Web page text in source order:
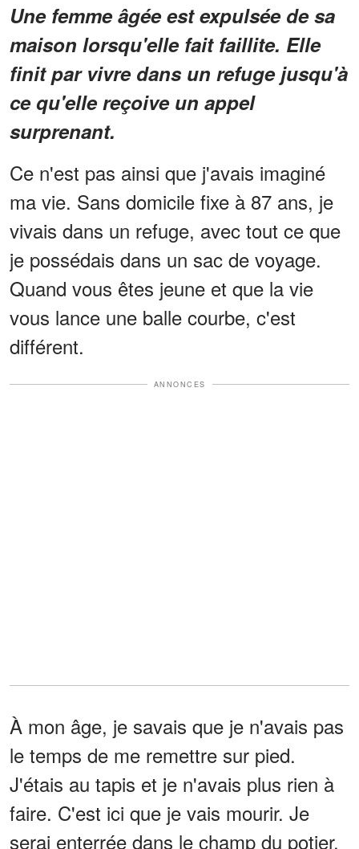
Une femme âgée est expulsée de sa
maison lorsqu'elle fait faillite. Elle
finit par vivre dans un refuge jusqu'à
ce qu'elle reçoive un appel
surprenant.
Ce n'est pas ainsi que j'avais imaginé
ma vie. Sans domicile fixe à 87 ans, je
vivais dans un refuge, avec tout ce que
je possédais dans un sac de voyage.
Quand vous êtes jeune et que la vie
vous lance une balle courbe, c'est
différent.
ANNONCES
À mon âge, je savais que je n'avais pas
le temps de me remettre sur pied.
J'étais au tapis et je n'avais plus rien à
faire. C'est ici que je vais mourir. Je
serai enterrée dans le champ du potier.